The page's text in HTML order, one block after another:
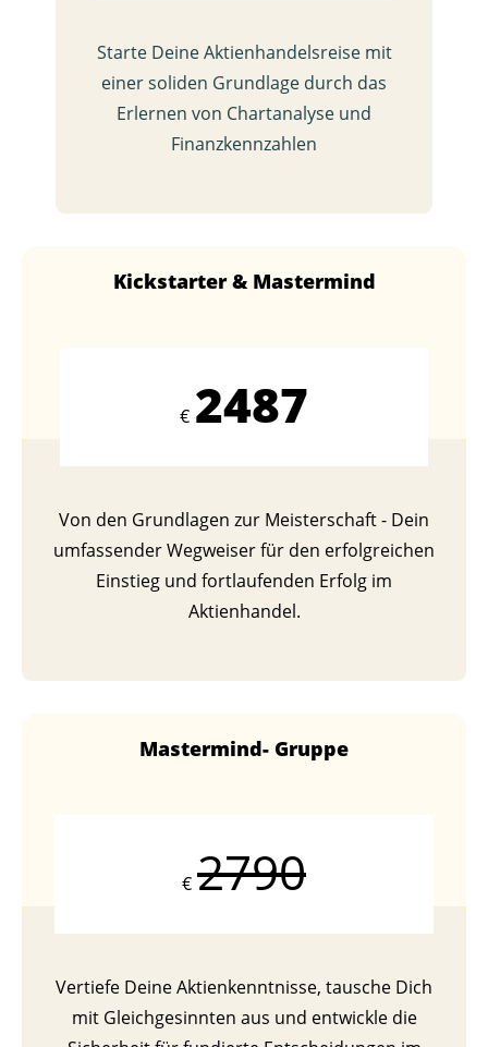
Starte Deine Aktienhandelsreise mit
einer soliden Grundlage durch das
Erlernen von Chartanalyse und
Finanzkennzahlen
Kickstarter & Mastermind
€ 2487
Von den Grundlagen zur Meisterschaft - Dein
umfassender Wegweiser für den erfolgreichen
Einstieg und fortlaufenden Erfolg im
Aktienhandel.
Mastermind- Gruppe
€ 2790
Vertiefe Deine Aktienkenntnisse, tausche Dich
mit Gleichgesinnten aus und entwickle die